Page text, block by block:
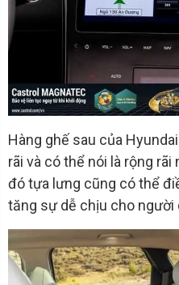
Hàng ghế sau của
rãi và có thể nói là rộng
đó tựa lưng cũng có thể
tăng sự dễ chịu cho người